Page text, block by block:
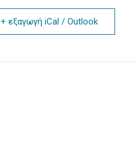
+ εξαγωγή iCal / Outlook